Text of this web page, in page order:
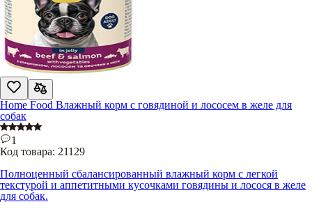
Home Food Влажный корм с говядиной и лососем в желе для
собак
1
Код товара: 21129
Полноценный сбалансированный влажный корм с легкой
текстурой и аппетитными кусочками говядины и лосося в желе
для собак.